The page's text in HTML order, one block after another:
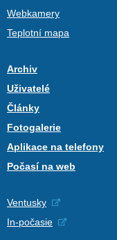
Webkamery
Teplotní mapa
Archiv
Uživatelé
Články
Fotogalerie
Aplikace na telefony
Počasí na web
Ventusky
In-počasie